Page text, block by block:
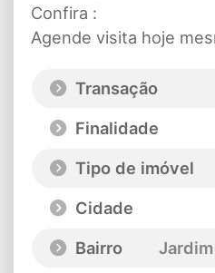
Confira :
Agende visita hoje
Transação
Finalidade
Tipo de imóvel
Cidade
Bairro